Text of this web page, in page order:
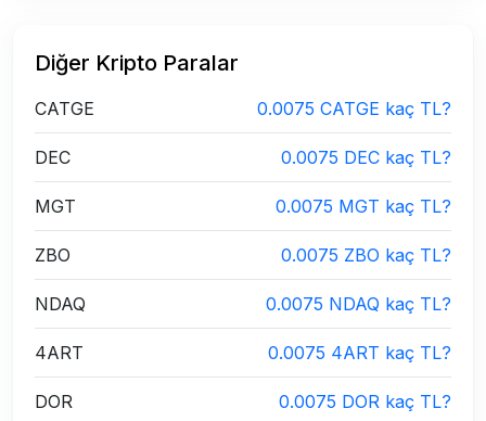
Diğer Kripto Paralar
CATGE 0.0075 CATGE kaç TL?
DEC 0.0075 DEC kaç TL?
MGT 0.0075 MGT kaç TL?
ZBO 0.0075 ZBO kaç TL?
NDAQ 0.0075 NDAQ kaç TL?
4ART 0.0075 4ART kaç TL?
DOR 0.0075 DOR kaç TL?